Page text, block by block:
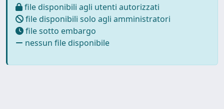
file disponibili agli utenti autorizzati
file disponibili solo agli amministratori
file sotto embargo
nessun file disponibile